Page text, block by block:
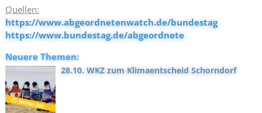
Quellen:
https://www.abgeordnetenwatch.de/bundestag
https://www.bundestag.de/abgeordnete
Neuere Themen:
28.10. WKZ zum Klimaentscheid Schorndorf